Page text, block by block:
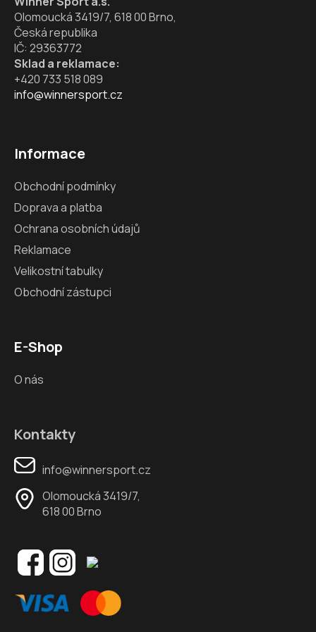
y
v
Olomoucká 3419/7, 618 00 Brno,
Česká republika
IČ: 29363772
Sklad a reklamace:
+420 733 518 089
info@winnersport.cz
Informace
Obchodní podmínky
Doprava a platba
Ochrana osobních údajů
Reklamace
Velikostní tabulky
Obchodní zástupci
E-Shop
O nás
Kontakty
info@winnersport.cz
Olomoucká 3419/7,
618 00 Brno